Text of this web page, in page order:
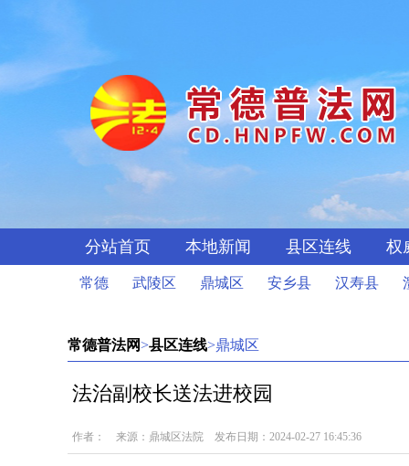
分站首页 本地新闻 县区连线 权
常德 武陵区 鼎城区 安乡县 汉寿县
常德普法网>县区连线>鼎城区
法治副校长送法进校园
作者： 来源：鼎城区法院 发布日期：2024-02-27 16:45:36